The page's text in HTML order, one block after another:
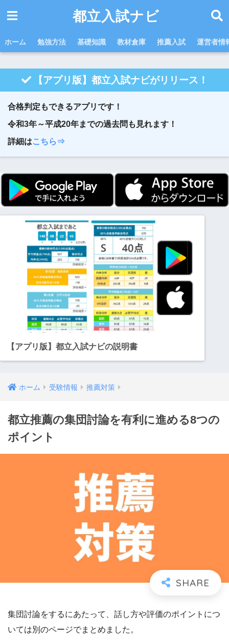
都立入試ナビ
ホーム 勉強方法 基礎知識 教材倉庫 推薦入試 運営者情
【アプリ版】都立入試ナビがリリース！
合格判定もできるアプリです！
令和3年～平成20年までの過去問も見れます！
詳細はこちら⇒
【アプリ版】都立入試ナビの説明書
ホーム 受験情報 推薦対策
都立推薦の集団討論を有利に進める8つの
ポイント
集団討論をするにあたって、話し方や評価のポイントにつ
いては別のページでまとめました。